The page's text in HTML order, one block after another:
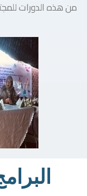
من هذه الدورات